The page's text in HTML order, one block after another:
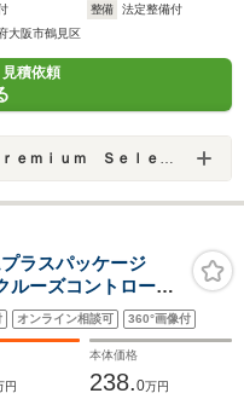
整備
法定整備付
大阪市鶴見区
積依頼
Ｓｅｌｅｃｔｉｏｎ 城東鶴見
ラスパッケージ
ルーズコントロー
シートヒーター パ
シスト CLASSIC
ントライト 認定中
オンライン相談可 360°画像付
円
本体価格
238.0万円